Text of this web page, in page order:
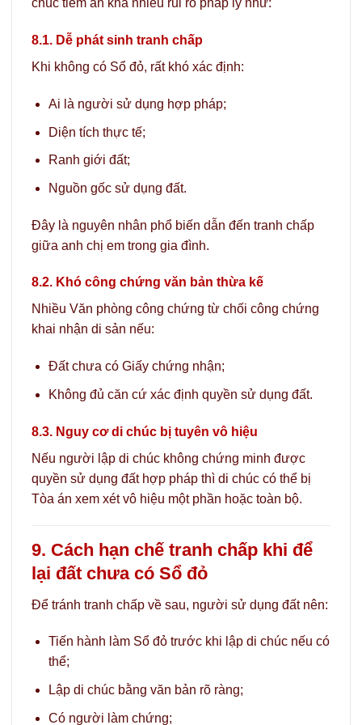
chúc tiềm ẩn khá nhiều rủi ro pháp lý như:
8.1. Dễ phát sinh tranh chấp
Khi không có Sổ đỏ, rất khó xác định:
Ai là người sử dụng hợp pháp;
Diện tích thực tế;
Ranh giới đất;
Nguồn gốc sử dụng đất.
Đây là nguyên nhân phổ biến dẫn đến tranh chấp
giữa anh chị em trong gia đình.
8.2. Khó công chứng văn bản thừa kế
Nhiều Văn phòng công chứng từ chối công chứng
khai nhận di sản nếu:
Đất chưa có Giấy chứng nhận;
Không đủ căn cứ xác định quyền sử dụng đất.
8.3. Nguy cơ di chúc bị tuyên vô hiệu
Nếu người lập di chúc không chứng minh được
quyền sử dụng đất hợp pháp thì di chúc có thể bị
Tòa án xem xét vô hiệu một phần hoặc toàn bộ.
9. Cách hạn chế tranh chấp khi để
lại đất chưa có Sổ đỏ
Để tránh tranh chấp về sau, người sử dụng đất nên:
Tiến hành làm Sổ đỏ trước khi lập di chúc nếu có
thể;
Lập di chúc bằng văn bản rõ ràng;
Có người làm chứng;